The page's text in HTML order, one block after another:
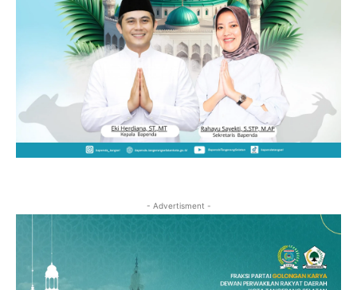
- Advertisment -